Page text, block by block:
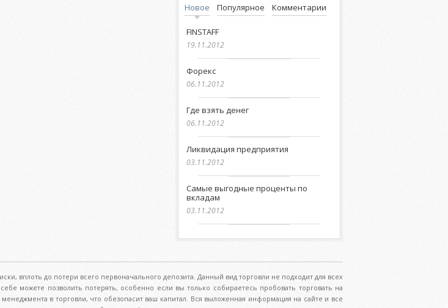
Новое Популярное Комментарии
FINSTAFF
19.11.2012
Форекс
06.11.2012
Где взять денег
06.11.2012
Ликвидация предприятия
03.11.2012
Самые выгодные проценты по
вкладам
03.11.2012
вплоть до потери всего первоначального депозита. Данный вид торговли не подходит для всех
можете позволить потерять, особенно если вы только собираетесь пробовать торговать на
в торговли, что обезопасит ваш капитал. Вся выложенная информация на сайте и все